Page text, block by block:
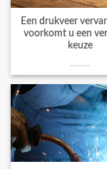
Een drukveer
voorkomt u een
keuze